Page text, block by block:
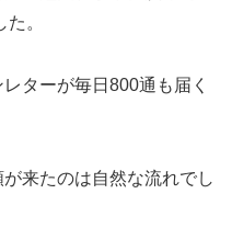
。
ターが毎日800通も届く
来たのは自然な流れでし